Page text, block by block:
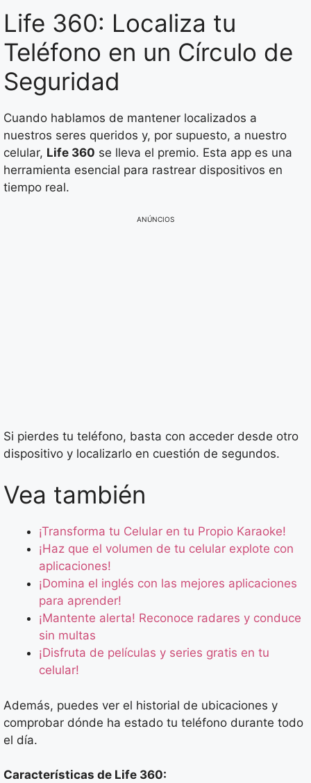
Life 360: Localiza tu
Teléfono en un Círculo de
Seguridad
Cuando hablamos de mantener localizados a
nuestros seres queridos y, por supuesto, a nuestro
celular, Life 360 se lleva el premio. Esta app es una
herramienta esencial para rastrear dispositivos en
tiempo real.
ANÚNCIOS
Si pierdes tu teléfono, basta con acceder desde otro
dispositivo y localizarlo en cuestión de segundos.
Vea también
¡Transforma tu Celular en tu Propio Karaoke!
¡Haz que el volumen de tu celular explote con
aplicaciones!
¡Domina el inglés con las mejores aplicaciones
para aprender!
¡Mantente alerta! Reconoce radares y conduce
sin multas
¡Disfruta de películas y series gratis en tu
celular!
Además, puedes ver el historial de ubicaciones y
comprobar dónde ha estado tu teléfono durante todo
el día.
Características de Life 360: